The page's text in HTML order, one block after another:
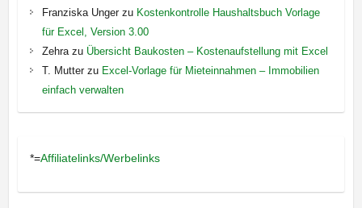
Franziska Ungerzu Kostenkontrolle Haushaltsbuch Vorlage
für Excel, Version 3.00
Zehrazu Übersicht Baukosten – Kostenaufstellung mit Excel
T. Mutterzu Excel-Vorlage für Mieteinnahmen – Immobilien
einfach verwalten
*=Affiliatelinks/Werbelinks